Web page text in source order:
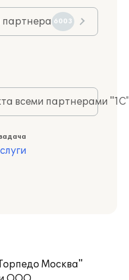
партнера 6003
всеми партнерами
Москва"